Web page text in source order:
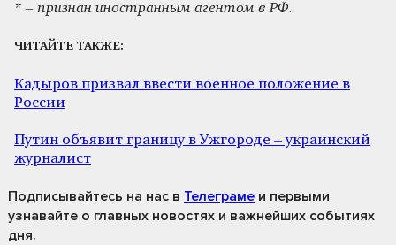
* – признан иностранным агентом в РФ.
ЧИТАЙТЕ ТАКЖЕ:
Кадыров призвал ввести военное положение в
России
Путин объявит границу в Ужгороде – украинский
журналист
Подписывайтесь на нас в Телеграме и первыми
узнавайте о главных новостях и важнейших событиях
дня.